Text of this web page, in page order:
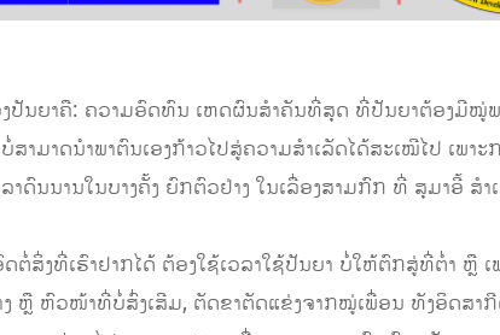
ປັນຍາຄື: ຄວາມອົດທົນ ເຫດຜົນສຳຄັນທີ່ສຸດ ທີ່ປັນຍາຕ້ອງມີໝູ່ພ
ມາດນຳພາຕົນເອງກ້າວໄປສູ່ຄວາມສຳເລັດໄດ້ສະເໝີໄປ ເພາະ
າດົນນານໃນບາງຄັ້ງ ຍົກຕົວຢ່າງ ໃນເລື່ອງສາມກົກ ທີ່ ສຸມາອີ້ ສ
ງທີ່ເຮົາຢາກໄດ້ ຕ້ອງໃຊ້ເວລາໃຊ້ປັນຍາ ບໍ່ໃຫ້ຕົກສູ່ທີ່ຕໍ່າ ຫຼື ເ
ຫົວໜ້າທີ່ບໍ່ສົ່ງເສີມ, ຕັດຂາຕັດແຂ່ງຈາກໝູ່ເພື່ອນ ທັງອິດສາ